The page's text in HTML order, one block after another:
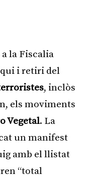
la Fiscalia
i retiri del
, inclòs
els moviments
Vegetal. La
un manifest
amb el llistat
“total